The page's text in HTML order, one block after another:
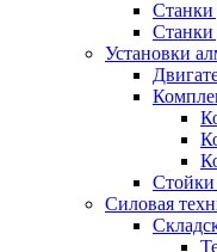
Станки
Станки
Установки
Стойки
Силовая